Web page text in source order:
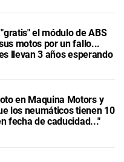
el módulo de ABS
motos por un fallo...
llevan 3 años esperando
en Maquina Motors y
los neumáticos tienen 10
fecha de caducidad..."